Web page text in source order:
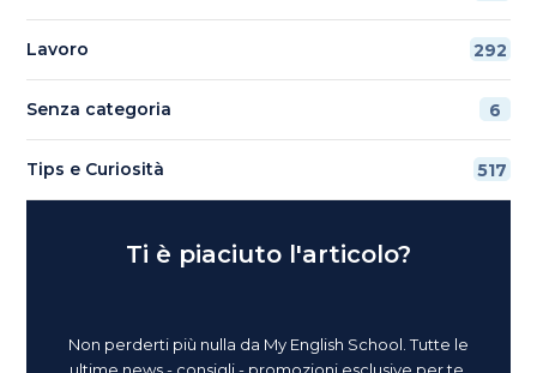
Lavoro 292
Senza categoria 6
Tips e Curiosità 517
Ti è piaciuto l'articolo?
Non perderti più nulla da My English School. Tutte le